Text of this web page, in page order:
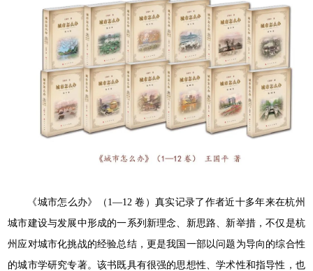
《城市怎么办》（1—12 卷）真实记录了作者近十多年来在杭州
城市建设与发展中形成的一系列新理念、新思路、新举措，不仅是杭
州应对城市化挑战的经验总结，更是我国一部以问题为导向的综合性
的城市学研究专著。该书既具有很强的思想性、学术性和指导性，也